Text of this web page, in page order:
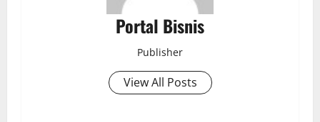
Portal Bisnis
Publisher
View All Posts